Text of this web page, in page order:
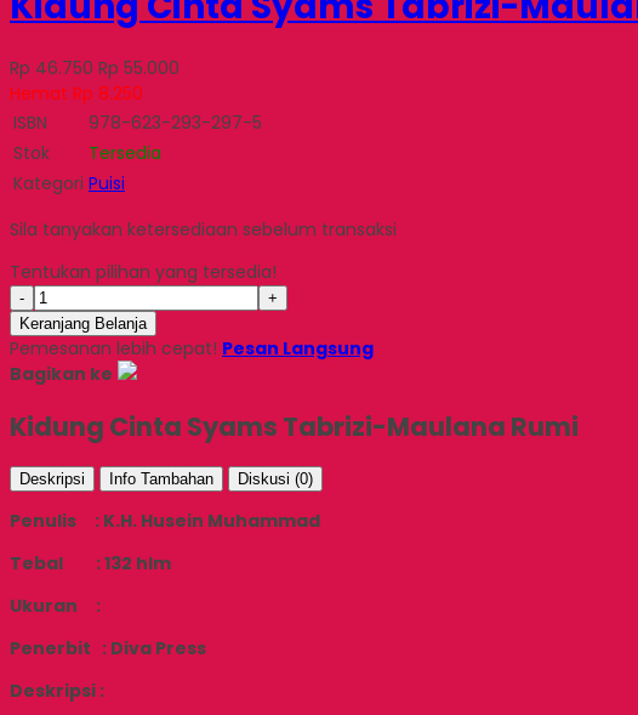
Rp 46.750 Rp 55.000
Hemat Rp 8.250
ISBN
978-623-293-297-5
Stok
Tersedia
Kategori Puisi
Sila tanyakan ketersediaan sebelum transaksi
Tentukan pilihan yang tersedia!
-
+
Keranjang Belanja
Pemesanan lebih cepat! Pesan Langsung
Bagikan ke
Kidung Cinta Syams Tabrizi-Maulana Rumi
Deskripsi Info Tambahan Diskusi (0)
Penulis : K.H. Husein Muhammad
Tebal : 132 hlm
Ukuran :
Penerbit : Diva Press
Deskripsi :